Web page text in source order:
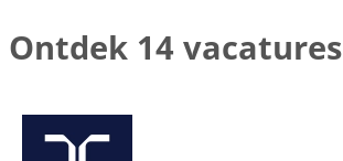
Ontdek 14 vacatures